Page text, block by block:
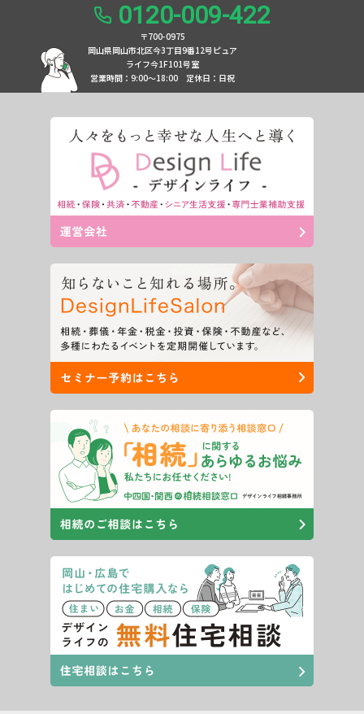
0120-009-422
〒700-0975
岡山県岡山市北区今3丁目9番12号ピュア
ライフ今1F101号室
営業時間：9:00〜18:00
定休日：日祝